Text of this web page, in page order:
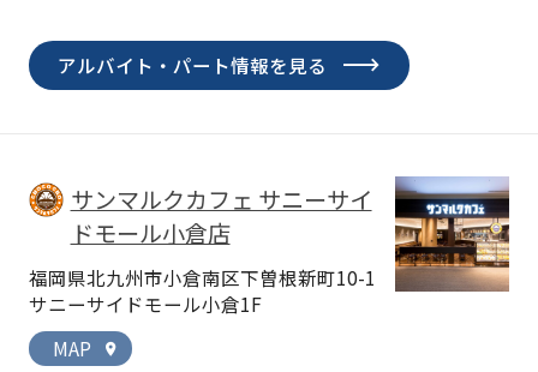
アルバイト・パート情報を見る
サンマルクカフェ サニーサイ
ドモール小倉店
福岡県北九州市小倉南区下曽根新町10-1
サニーサイドモール小倉1F
MAP
location_on